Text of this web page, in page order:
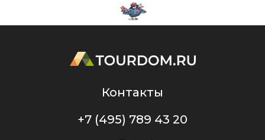
Контакты
+7 (495) 789 43 20